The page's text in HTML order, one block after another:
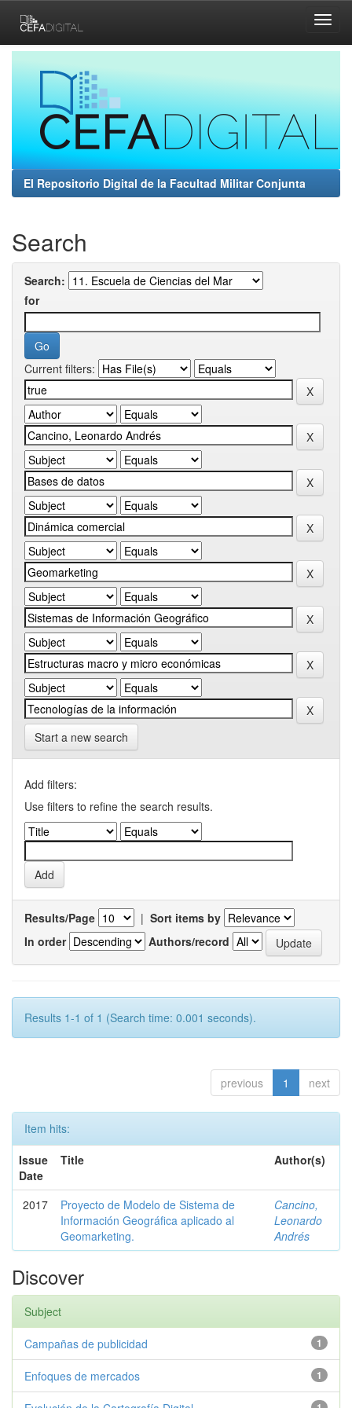
navigation
El Repositorio Digital de la Facultad Militar Conjunta
Search
Search:
for
Current filters:
Start a new search
Add filters:
Use filters to refine the search results.
Results/Page | Sort items by
In order
Authors/record
Results 1-1 of 1 (Search time: 0.001 seconds).
previous 1 next
Item hits:
Issue
Date
Title Author(s)
2017
Proyecto de Modelo de Sistema de
Información Geográfica aplicado al
Geomarketing.
Cancino,
Leonardo
Andrés
Discover
Subject
1
Campañas de publicidad
1
Enfoques de mercados